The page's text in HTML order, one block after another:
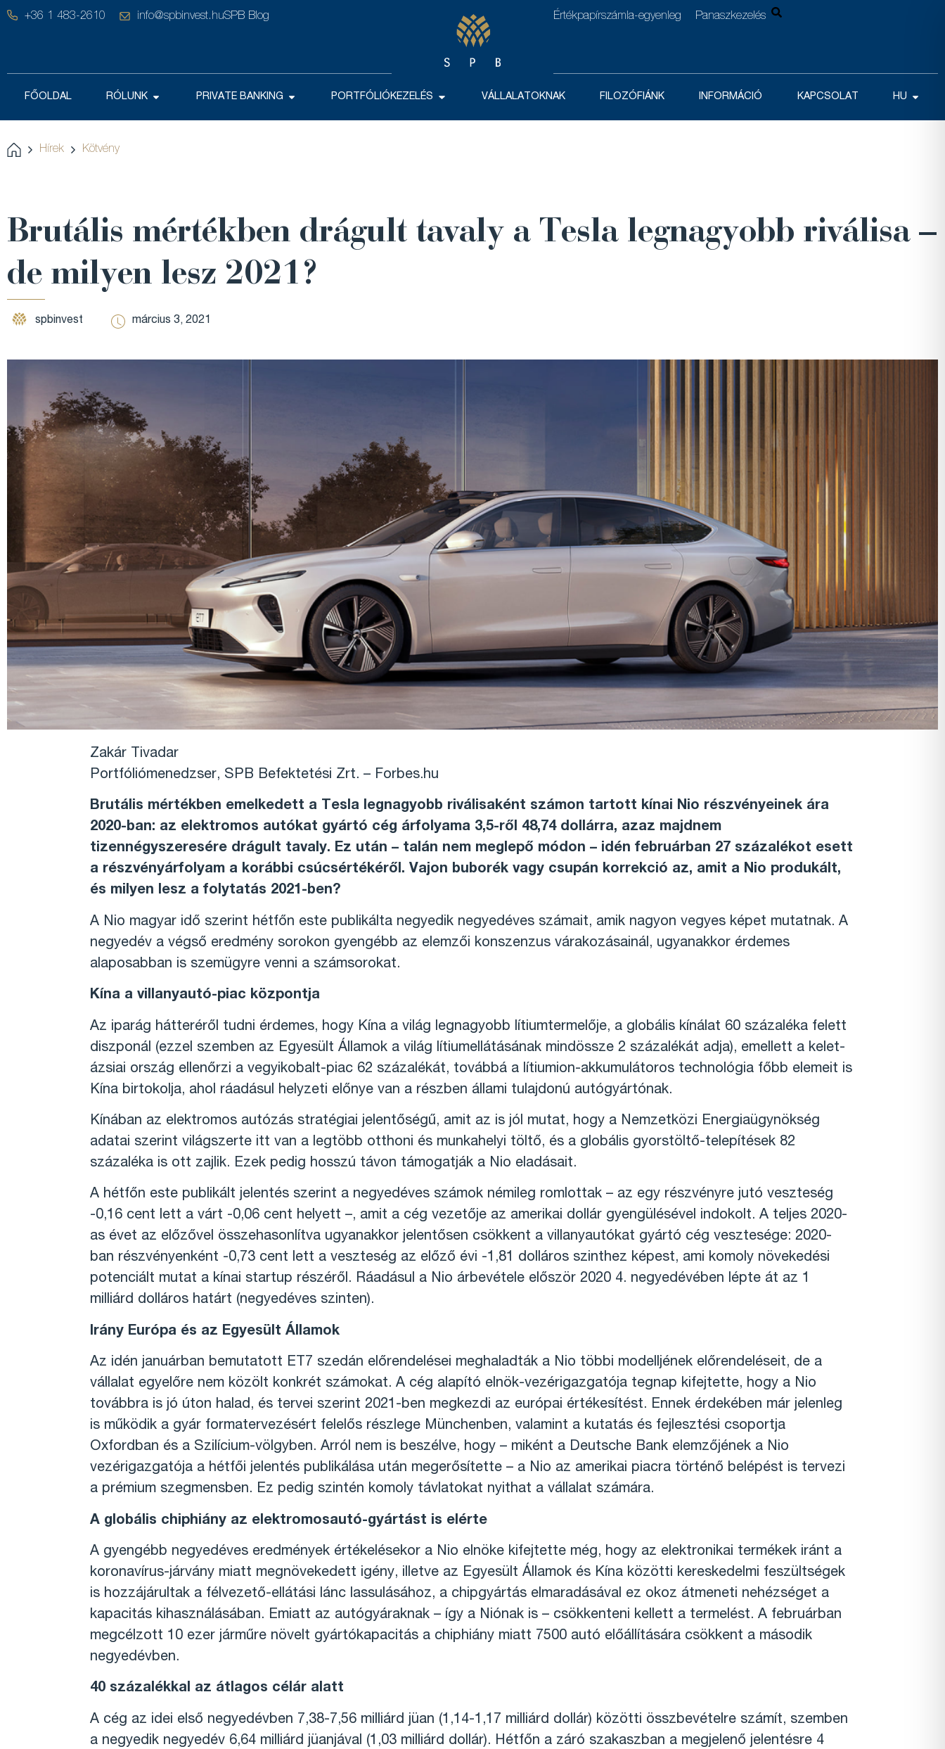
+36 1 483-2610 info@spbinvest.huSPB Blog Értékpapírszámla-egyenleg Panaszkezelés
FŐOLDAL RÓLUNK PRIVATE BANKING PORTFÓLIÓKEZELÉS VÁLLALATOKNAK FILOZÓFIÁNK INFORMÁCIÓ KAPCSOLAT HU
Hírek Kötvény
Brutális mértékben drágult tavaly a Tesla legnagyobb riválisa –
de milyen lesz 2021?
spbinvest március 3, 2021
Zakár Tivadar
Portfóliómenedzser, SPB Befektetési Zrt. – Forbes.hu
Brutális mértékben emelkedett a Tesla legnagyobb riválisaként számon tartott kínai Nio részvényeinek ára
2020-ban: az elektromos autókat gyártó cég árfolyama 3,5-ről 48,74 dollárra, azaz majdnem
tizennégyszeresére drágult tavaly. Ez után – talán nem meglepő módon – idén februárban 27 százalékot esett
a részvényárfolyam a korábbi csúcsértékéről. Vajon buborék vagy csupán korrekció az, amit a Nio produkált,
és milyen lesz a folytatás 2021-ben?
A Nio magyar idő szerint hétfőn este publikálta negyedik negyedéves számait, amik nagyon vegyes képet mutatnak. A
negyedév a végső eredmény sorokon gyengébb az elemzői konszenzus várakozásainál, ugyanakkor érdemes
alaposabban is szemügyre venni a számsorokat.
Kína a villanyautó-piac központja
Az iparág hátteréről tudni érdemes, hogy Kína a világ legnagyobb lítiumtermelője, a globális kínálat 60 százaléka felett
diszponál (ezzel szemben az Egyesült Államok a világ lítiumellátásának mindössze 2 százalékát adja), emellett a kelet-
ázsiai ország ellenőrzi a vegyikobalt-piac 62 százalékát, továbbá a lítiumion-akkumulátoros technológia főbb elemeit is
Kína birtokolja, ahol ráadásul helyzeti előnye van a részben állami tulajdonú autógyártónak.
Kínában az elektromos autózás stratégiai jelentőségű, amit az is jól mutat, hogy a Nemzetközi Energiaügynökség
adatai szerint világszerte itt van a legtöbb otthoni és munkahelyi töltő, és a globális gyorstöltő-telepítések 82
százaléka is ott zajlik. Ezek pedig hosszú távon támogatják a Nio eladásait.
A hétfőn este publikált jelentés szerint a negyedéves számok némileg romlottak – az egy részvényre jutó veszteség
-0,16 cent lett a várt -0,06 cent helyett –, amit a cég vezetője az amerikai dollár gyengülésével indokolt. A teljes 2020-
as évet az előzővel összehasonlítva ugyanakkor jelentősen csökkent a villanyautókat gyártó cég vesztesége: 2020-
ban részvényenként -0,73 cent lett a veszteség az előző évi -1,81 dolláros szinthez képest, ami komoly növekedési
potenciált mutat a kínai startup részéről. Ráadásul a Nio árbevétele először 2020 4. negyedévében lépte át az 1
milliárd dolláros határt (negyedéves szinten).
Irány Európa és az Egyesült Államok
Az idén januárban bemutatott ET7 szedán előrendelései meghaladták a Nio többi modelljének előrendeléseit, de a
vállalat egyelőre nem közölt konkrét számokat. A cég alapító elnök-vezérigazgatója tegnap kifejtette, hogy a Nio
továbbra is jó úton halad, és tervei szerint 2021-ben megkezdi az európai értékesítést. Ennek érdekében már jelenleg
is működik a gyár formatervezésért felelős részlege Münchenben, valamint a kutatás és fejlesztési csoportja
Oxfordban és a Szilícium-völgyben. Arról nem is beszélve, hogy – miként a Deutsche Bank elemzőjének a Nio
vezérigazgatója a hétfői jelentés publikálása után megerősítette – a Nio az amerikai piacra történő belépést is tervezi
a prémium szegmensben. Ez pedig szintén komoly távlatokat nyithat a vállalat számára.
A globális chiphiány az elektromosautó-gyártást is elérte
A gyengébb negyedéves eredmények értékelésekor a Nio elnöke kifejtette még, hogy az elektronikai termékek iránt a
koronavírus-járvány miatt megnövekedett igény, illetve az Egyesült Államok és Kína közötti kereskedelmi feszültségek
is hozzájárultak a félvezető-ellátási lánc lassulásához, a chipgyártás elmaradásával ez okoz átmeneti nehézséget a
kapacitás kihasználásában. Emiatt az autógyáraknak – így a Niónak is – csökkenteni kellett a termelést. A februárban
megcélzott 10 ezer járműre növelt gyártókapacitás a chiphiány miatt 7500 autó előállítására csökkent a második
negyedévben.
40 százalékkal az átlagos célár alatt
A cég az idei első negyedévben 7,38-7,56 milliárd jüan (1,14-1,17 milliárd dollár) közötti összbevételre számít, szemben
a negyedik negyedév 6,64 milliárd jüanjával (1,03 milliárd dollár). Hétfőn a záró szakaszban a megjelenő jelentésre 4